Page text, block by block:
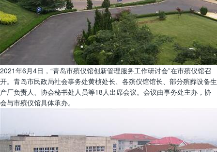
2021年6月4日，“青岛市殡仪馆创新管理服务工作研讨会”在市殡仪馆召
开。青岛市民政局社会事务处黄桢处长、各殡仪馆馆长、部分殡葬设备生
产厂负责人、协会秘书处人员等18人出席会议。会议由事务处主办，协
会与市殡仪馆具体承办。